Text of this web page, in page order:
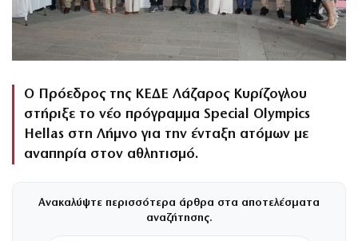
Ο Πρόεδρος της ΚΕΔΕ Λάζαρος Κυρίζογλου
στήριξε το νέο πρόγραμμα Special Olympics
Hellas στη Λήμνο για την ένταξη ατόμων με
αναπηρία στον αθλητισμό.
Ανακαλύψτε περισσότερα άρθρα στα αποτελέσματα
αναζήτησης.